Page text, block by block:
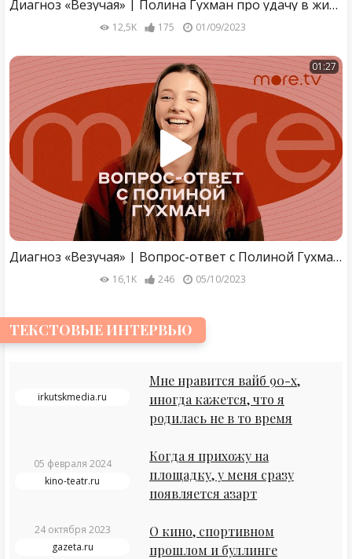
Диагноз «Везучая» | Полина Гухман про удачу в жизни (2023) Wink
12,5K 175 01/09/2023
01:27
Диагноз «Везучая» | Вопрос-ответ с Полиной Гухман (2023) Wink
16,1K 246 05/10/2023
ТЕКСТОВЫЕ ИНТЕРВЬЮ
irkutskmedia.ru
Мне нравится вайб 90-х,
иногда кажется, что я
родилась не в то время
05 февраля 2024
kino-teatr.ru
Когда я прихожу на
площадку, у меня сразу
появляется азарт
24 октября 2023
gazeta.ru
О кино, спортивном
прошлом и буллинге